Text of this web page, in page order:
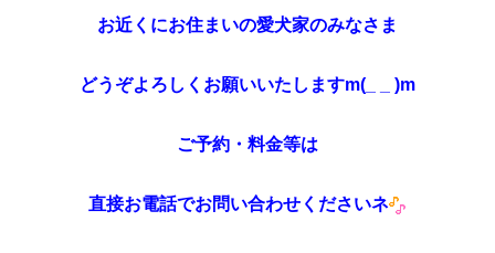
お近くにお住まいの愛犬家のみなさま
どうぞよろしくお願いいたしますm(_ _ )m
ご予約・料金等は
直接お電話でお問い合わせくださいネ